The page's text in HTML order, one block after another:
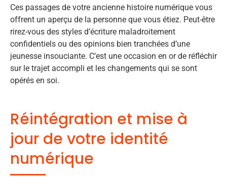
Ces passages de votre ancienne histoire numérique vous
offrent un aperçu de la personne que vous étiez. Peut-être
rirez-vous des styles d’écriture maladroitement
confidentiels ou des opinions bien tranchées d’une
jeunesse insouciante. C’est une occasion en or de réfléchir
sur le trajet accompli et les changements qui se sont
opérés en soi.
Réintégration et mise à
jour de votre identité
numérique